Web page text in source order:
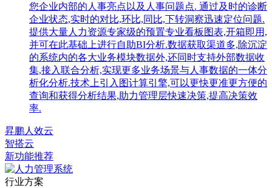
您企业内部的人事亮点以及人事问题点. 通过及时的诊断
企业状态,实时的对比,环比,同比,下转洞察迅速定位问题.
提供大量人力资源专家级的预置专业看板图表,开箱即用,
并可在此基础上进行自助BI分析.数据获取渠道多,除沉淀
的系统内的各大业务模块数据外,还同时支持外部数据收
集,接入联合分析,实现更多业务场景与人事数据的一体分
析化分析.技术上引入图计算引擎,可以更快更准更方便的
查询和获得分析结果,助力管理层快速决策,提高决策效
率.
昇鹏人效云
智搭云
新功能推荐
行业方案